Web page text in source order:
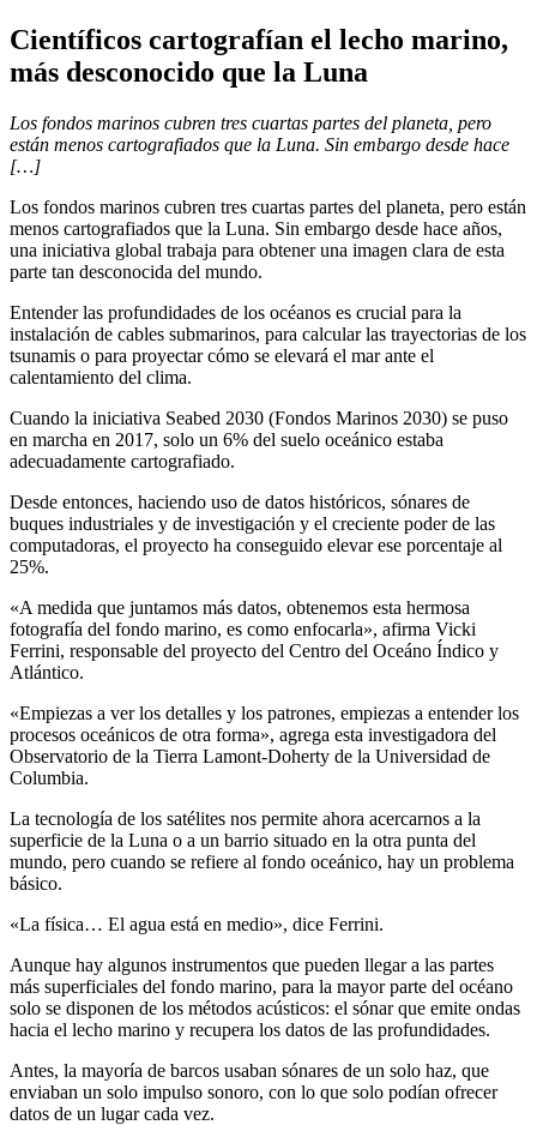
Científicos cartografían el lecho marino,
más desconocido que la Luna
Los fondos marinos cubren tres cuartas partes del planeta, pero
están menos cartografiados que la Luna. Sin embargo desde hace
[…]
Los fondos marinos cubren tres cuartas partes del planeta, pero están
menos cartografiados que la Luna. Sin embargo desde hace años,
una iniciativa global trabaja para obtener una imagen clara de esta
parte tan desconocida del mundo.
Entender las profundidades de los océanos es crucial para la
instalación de cables submarinos, para calcular las trayectorias de los
tsunamis o para proyectar cómo se elevará el mar ante el
calentamiento del clima.
Cuando la iniciativa Seabed 2030 (Fondos Marinos 2030) se puso
en marcha en 2017, solo un 6% del suelo oceánico estaba
adecuadamente cartografiado.
Desde entonces, haciendo uso de datos históricos, sónares de
buques industriales y de investigación y el creciente poder de las
computadoras, el proyecto ha conseguido elevar ese porcentaje al
25%.
«A medida que juntamos más datos, obtenemos esta hermosa
fotografía del fondo marino, es como enfocarla», afirma Vicki
Ferrini, responsable del proyecto del Centro del Oceáno Índico y
Atlántico.
«Empiezas a ver los detalles y los patrones, empiezas a entender los
procesos oceánicos de otra forma», agrega esta investigadora del
Observatorio de la Tierra Lamont-Doherty de la Universidad de
Columbia.
La tecnología de los satélites nos permite ahora acercarnos a la
superficie de la Luna o a un barrio situado en la otra punta del
mundo, pero cuando se refiere al fondo oceánico, hay un problema
básico.
«La física… El agua está en medio», dice Ferrini.
Aunque hay algunos instrumentos que pueden llegar a las partes
más superficiales del fondo marino, para la mayor parte del océano
solo se disponen de los métodos acústicos: el sónar que emite ondas
hacia el lecho marino y recupera los datos de las profundidades.
Antes, la mayoría de barcos usaban sónares de un solo haz, que
enviaban un solo impulso sonoro, con lo que solo podían ofrecer
datos de un lugar cada vez.